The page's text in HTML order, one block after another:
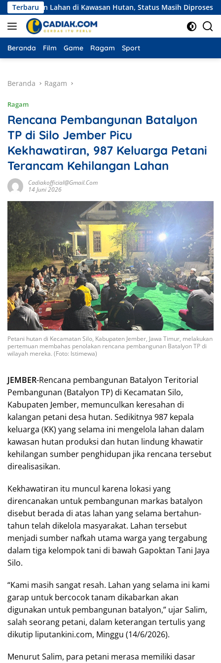
Langsung
ke
konten
Terbaru
di Kawasan Hutan, Status Masih Diproses
Beranda Film Game Ragam Sport
Beranda Ragam
Ragam
Rencana Pembangunan Batalyon
TP di Silo Jember Picu
Kekhawatiran, 987 Keluarga Petani
Terancam Kehilangan Lahan
Cadiakofficial@gmail.com
14 Juni 2026
Petani hutan di Kecamatan Silo, Kabupaten Jember, Jawa Timur, melakukan
pertemuan membahas penolakan rencana pembangunan Batalyon TP di
wilayah mereka. (Foto: Istimewa)
JEMBER-Rencana pembangunan Batalyon Teritorial
Pembangunan (Batalyon TP) di Kecamatan Silo,
Kabupaten Jember, memunculkan keresahan di
kalangan petani desa hutan. Sedikitnya 987 kepala
keluarga (KK) yang selama ini mengelola lahan dalam
kawasan hutan produksi dan hutan lindung khawatir
kehilangan sumber penghidupan jika rencana tersebut
direalisasikan.
Kekhawatiran itu muncul karena lokasi yang
direncanakan untuk pembangunan markas batalyon
disebut berada di atas lahan yang selama bertahun-
tahun telah dikelola masyarakat. Lahan tersebut
menjadi sumber nafkah utama warga yang tergabung
dalam tiga kelompok tani di bawah Gapoktan Tani Jaya
Silo.
“Kami masih sangat resah. Lahan yang selama ini kami
garap untuk bercocok tanam dikabarkan akan
digunakan untuk pembangunan batalyon,” ujar Salim,
salah seorang petani, dalam keterangan tertulis yang
dikutip liputankini.com, Minggu (14/6/2026).
Menurut Salim, para petani merasa memiliki dasar